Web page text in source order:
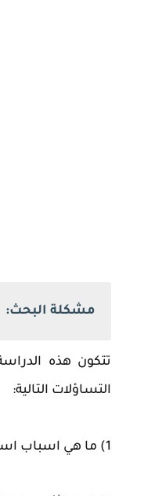
مشكلة البحث:
تتكون هذه
التساؤلات التالية:
1) ما هي اسباب استقدام الخادمات (المربيات) في دول مجلس التعاون؟